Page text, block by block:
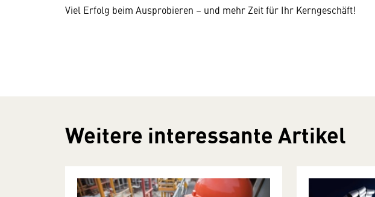
Viel Erfolg beim Ausprobieren – und mehr Zeit für Ihr Kerngeschäft!
Weitere interessante Artikel